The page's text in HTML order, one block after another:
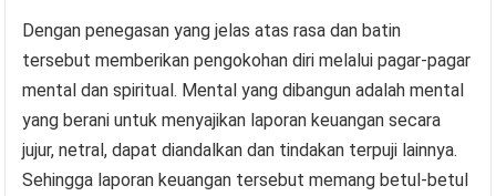
Dengan penegasan yang jelas atas rasa dan batin
tersebut memberikan pengokohan diri melalui pagar-pagar
mental dan spiritual. Mental yang dibangun adalah mental
yang berani untuk menyajikan laporan keuangan secara
jujur, netral, dapat diandalkan dan tindakan terpuji lainnya.
Sehingga laporan keuangan tersebut memang betul-betul